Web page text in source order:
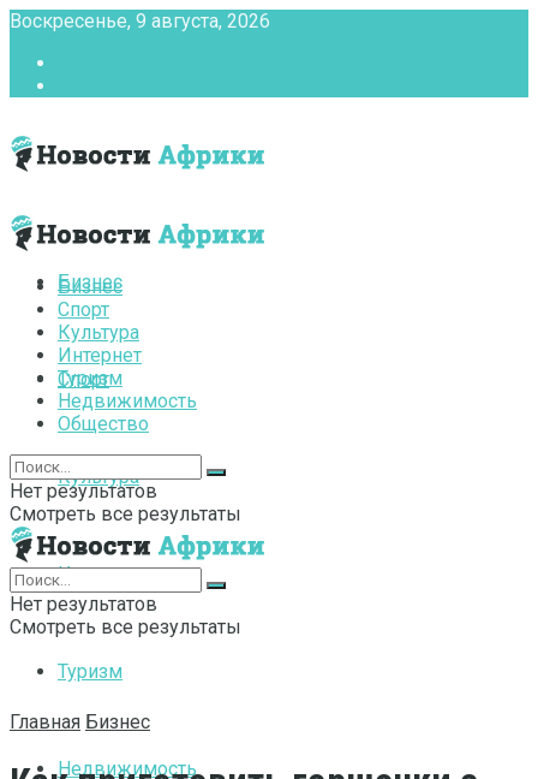
Воскресенье, 9 августа, 2026
Бизнес
Спорт
Культура
Интернет
Туризм
Недвижимость
Бизнес
Спорт
Культура
Интернет
Туризм
Недвижимость
Общество
Нет результатов
Смотреть все результаты
Нет результатов
Смотреть все результаты
Главная Бизнес